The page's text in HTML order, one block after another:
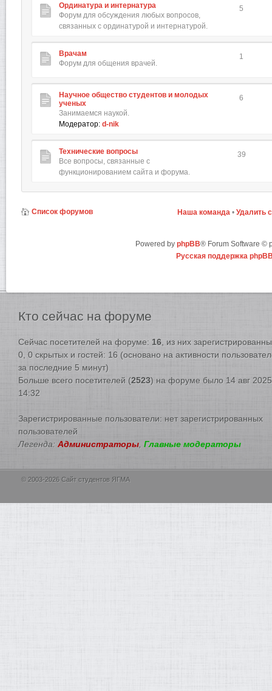
Ординатура и интернатура
Форум для обсуждения любых вопросов,
связанных с ординатурой и интернатурой.
5
Врачам
Форум для общения врачей.
1
Научное общество студентов и молодых
ученых
Занимаемся наукой.
Модератор: d-nik
6
Технические вопросы
Все вопросы, связанные с
функционированием сайта и форума.
39
Список форумов Наша команда • Удалить
Powered by phpBB® Forum Software ©
Русская поддержка
Кто сейчас на форуме
Сейчас посетителей на форуме: 16 , из них
0, 0 скрытых и гостей: 16 (основано на активности
за последние 5 минут)
Больше всего посетителей (2523) на форуме было 14 авг
14:32
Зарегистрированные пользователи: нет зарегистрированных
пользователей
Легенда: Администраторы Главные модераторы
© 2003-2026 Сайт студентов ЯГМА